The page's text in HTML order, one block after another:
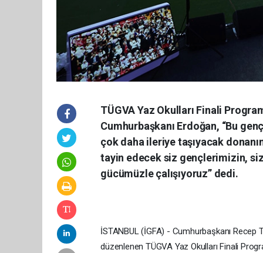
TÜGVA Yaz Okulları Finali
Cumhurbaşkanı Erdoğan, “Bu
çok daha ileriye taşıyacak
tayin edecek siz gençlerimizin,
gücümüzle çalışıyoruz” dedi.
İSTANBUL (İGFA) - Cumhurbaşkanı
düzenlenen TÜGVA Yaz Okulları Finali